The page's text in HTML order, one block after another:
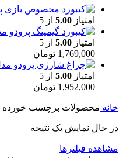
امتیاز 5.00 از 5
امتیاز 5.00 از 5
1,769,000 تومان
امتیاز 5.00 از 5
1,952,000 تومان
خانه محصولات برچسب خورده
در حال نمایش یک نتیجه
مشاهده فیلترها